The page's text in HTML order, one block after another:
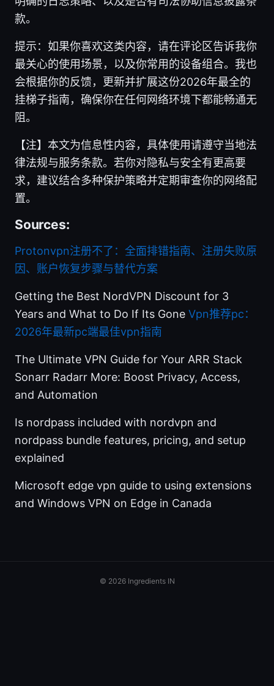
款。
提示：如果你喜欢这类内容，请在评论区告诉我你
最关心的使用场景，以及你常用的设备组合。我也
会根据你的反馈，更新并扩展这份2026年最全的
挂梯子指南，确保你在任何网络环境下都能畅通无
阻。
【注】本文为信息性内容，具体使用请遵守当地法
律法规与服务条款。若你对隐私与安全有更高要
求，建议结合多种保护策略并定期审查你的网络配
置。
Sources:
Protonvpn注册不了：全面排错指南、注册失败原
因、账户恢复步骤与替代方案
Getting the Best NordVPN Discount for 3
Years and What to Do If Its Gone Vpn推荐pc：
2026年最新pc端最佳vpn指南
The Ultimate VPN Guide for Your ARR Stack
Sonarr Radarr More: Boost Privacy, Access,
and Automation
Is nordpass included with nordvpn and
nordpass bundle features, pricing, and setup
explained
Microsoft edge vpn guide to using extensions
and Windows VPN on Edge in Canada
© 2026 Ingredients IN